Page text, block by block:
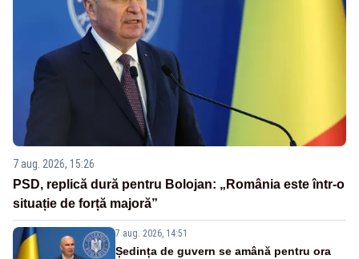
7 aug. 2026, 15:26
PSD, replică dură pentru Bolojan: „România este într-o
situație de forță majoră”
7 aug. 2026, 14:51
Ședința de guvern se amână pentru ora